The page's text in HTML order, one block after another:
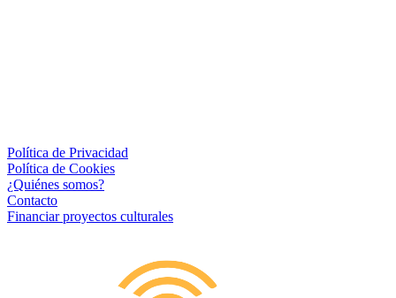
Política de Privacidad
Política de Cookies
¿Quiénes somos?
Contacto
Financiar proyectos culturales